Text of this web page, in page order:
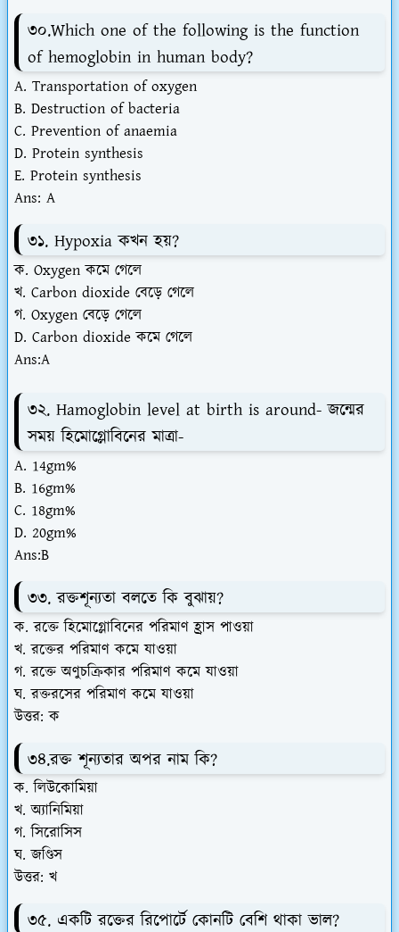
৩০.Which one of the following is the function
of hemoglobin in human body?
A. Transportation of oxygen
B. Destruction of bacteria
C. Prevention of anaemia
D. Protein synthesis
E. Protein synthesis
Ans: A
৩১. Hypoxia কখন হয়?
ক. Oxygen কমে গেলে
খ. Carbon dioxide বেড়ে গেলে
গ. Oxygen বেড়ে গেলে
D. Carbon dioxide কমে গেলে
Ans:A
৩২. Hamoglobin level at birth is around- জন্মের
সময় হিমোগ্লোবিনের মাত্রা-
A. 14gm%
B. 16gm%
C. 18gm%
D. 20gm%
Ans:B
৩৩. রক্তশূন্যতা বলতে কি বুঝায়?
ক. রক্তে হিমোগ্লোবিনের পরিমাণ হ্রাস পাওয়া
খ. রক্তের পরিমাণ কমে যাওয়া
গ. রক্তে অণুচক্রিকার পরিমাণ কমে যাওয়া
ঘ. রক্তরসের পরিমাণ কমে যাওয়া
উত্তর: ক
৩৪.রক্ত শূন্যতার অপর নাম কি?
ক. লিউকোমিয়া
খ. অ্যানিমিয়া
গ. সিরোসিস
ঘ. জণ্ডিস
উত্তর: খ
৩৫. একটি রক্তের রিপোর্টে কোনটি বেশি থাকা ভাল?